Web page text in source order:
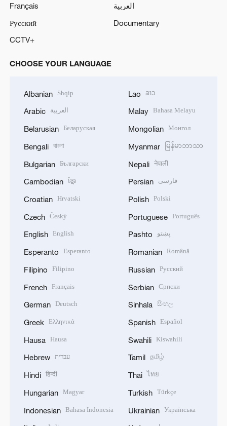
Français
العربية
Русский
Documentary
CCTV+
CHOOSE YOUR LANGUAGE
Albanian Shqip
Arabic العربية
Belarusian Беларуская
Bengali বাংলা
Bulgarian Български
Cambodian ខ្មែរ
Croatian Hrvatski
Czech Český
English English
Esperanto Esperanto
Filipino Filipino
French Français
German Deutsch
Greek Ελληνικά
Hausa Hausa
Hebrew עברית
Hindi हिन्दी
Hungarian Magyar
Indonesian Bahasa Indonesia
Lao ລາວ
Malay Bahasa Melayu
Mongolian Монгол
Myanmar မြန်မာဘာသာ
Nepali नेपाली
Persian فارسی
Polish Polski
Portuguese Português
Pashto پښتو
Romanian Română
Russian Русский
Serbian Српски
Sinhala සිංහල
Spanish Español
Swahili Kiswahili
Tamil தமிழ்
Thai ไทย
Turkish Türkçe
Ukrainian Українська